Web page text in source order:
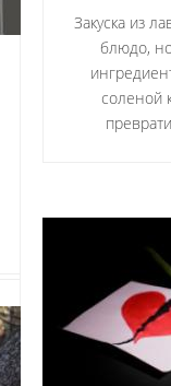
Закуска из
блюдо,
соленой